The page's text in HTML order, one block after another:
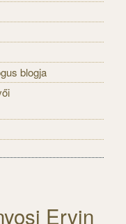
blogja
Ervin